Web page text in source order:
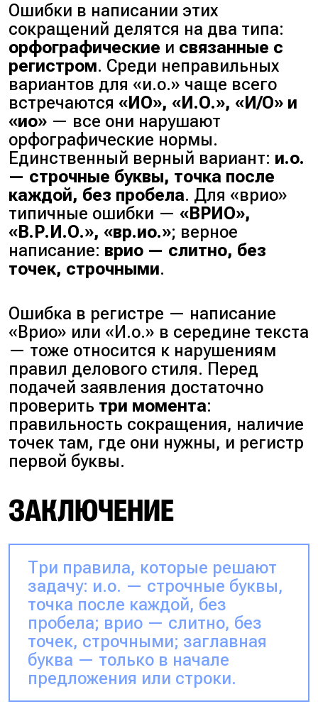
Ошибки в написании этих
сокращений делятся на два типа:
орфографические и связанные с
регистром. Среди неправильных
вариантов для «и.о.» чаще всего
встречаются «ИО», «И.О.», «И/О» и
«ио» — все они нарушают
орфографические нормы.
Единственный верный вариант: и.о.
— строчные буквы, точка после
каждой, без пробела. Для «врио»
типичные ошибки — «ВРИО»,
«В.Р.И.О.», «вр.ио.»; верное
написание: врио — слитно, без
точек, строчными.
Ошибка в регистре — написание
«Врио» или «И.о.» в середине текста
— тоже относится к нарушениям
правил делового стиля. Перед
подачей заявления достаточно
проверить три момента:
правильность сокращения, наличие
точек там, где они нужны, и регистр
первой буквы.
ЗАКЛЮЧЕНИЕ
Три правила, которые решают
задачу: и.о. — строчные буквы,
точка после каждой, без
пробела; врио — слитно, без
точек, строчными; заглавная
буква — только в начале
предложения или строки.